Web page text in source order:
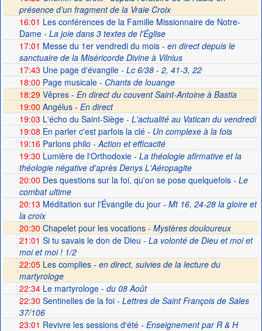
présence d'un fragment de la Vraie Croix
16:01 Les conférences de la Famille Missionnaire de Notre-
Dame- La joie dans 3 textes de l'Église
17:01 Messe du 1er vendredi du mois- en direct depuis le
sanctuaire de la Miséricorde Divine à Vilnius
17:43 Une page d'évangile- Lc 6/38 - 2, 41-3, 22
18:00 Page musicale- Chants de louange
18:29 Vêpres - En direct du couvent Saint-Antoine à Bastia
19:00 Angélus - En direct
19:03 L'écho du Saint-Siège- L'actualité au Vatican du vendredi
19:08 En parler c'est parfois la clé- Un complexe à la fois
19:16Parlons philo - Action et efficacité
19:30 Lumière de l'Orthodoxie- La théologie afirmative et la
théologie négative d'après Denys L'Aéropagite
20:00 Des questions sur la foi, qu'on se pose quelquefois- Le
combat ultime
20:13 Méditation sur l'Évangile du jour- Mt 16, 24-28 la gloire et
la croix
20:30 Chapelet pour les vocations - Mystères douloureux
21:01 Si tu savais le don de Dieu - La volonté de Dieu et moi et
moi et moi ! 1/2
22:05Les complies - en direct, suivies de la lecture du
martyrologe
22:34Le martyrologe- du 08 Août
22:30 Sentinelles de la foi- Lettres de Saint François de Sales
37/106
23:01 Revivre les sessions d'été- Enseignement par R & H